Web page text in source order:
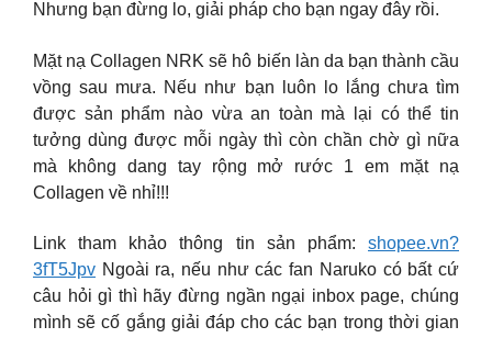
Nhưng bạn đừng lo, giải pháp cho bạn ngay đây rồi.
Mặt nạ Collagen NRK sẽ hô biến làn da bạn thành cầu
vồng sau mưa. Nếu như bạn luôn lo lắng chưa tìm
được sản phẩm nào vừa an toàn mà lại có thể tin
tưởng dùng được mỗi ngày thì còn chần chờ gì nữa
mà không dang tay rộng mở rước 1 em mặt nạ
Collagen về nhỉ!!!
Link tham khảo thông tin sản phẩm: shopee.vn?
3fT5Jpv Ngoài ra, nếu như các fan Naruko có bất cứ
câu hỏi gì thì hãy đừng ngần ngại inbox page, chúng
mình sẽ cố gắng giải đáp cho các bạn trong thời gian